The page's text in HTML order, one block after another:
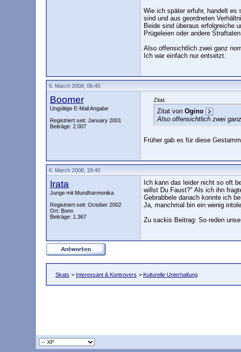
Wie ich später erfuhr, handelt es
sind und aus geordneten
Beide sind überaus erfolgreiche
Prügeleien oder andere
Also offensichtlich zwei ganz
Ich war einfach nur entsetzt.
6. March 2008, 06:45
Boomer
Ungültige E-Mail Angabe
Registriert seit: January 2001
Beiträge: 2.007
Zitat:
Zitat von Ogino
Also offensichtlich zwei
Früher gab es für diese
6. March 2008, 18:40
Irata
Junge mit Mundharmonika
Registriert seit: October 2002
Ort: Bonn
Beiträge: 1.367
Ich kann das leider nicht so oft
willst Du Faust?" Als ich ihn
Gebrabbele danach konnte ich
Ja, manchmal bin ein wenig
Zu sackis Beitrag: So reden
Skats > Interessant & Kontrovers > Kulturelle Unterhaltung